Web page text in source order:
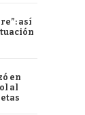
así
en
al